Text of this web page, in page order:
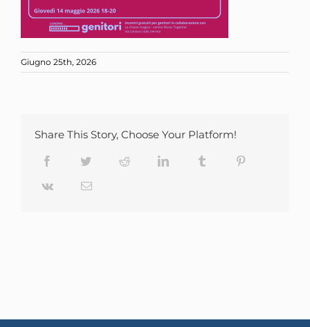
Giugno 25th, 2026
Share This Story, Choose Your Platform!
Facebook Twitter Reddit LinkedIn Tumblr
Vk Email